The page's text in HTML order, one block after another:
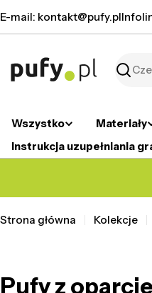
do
E-mail: kontakt@pufy.pl
Szukaj
Wszystko Materiały
Instrukcja uzupełniania
Strona główna Kolekcje
Pufy z